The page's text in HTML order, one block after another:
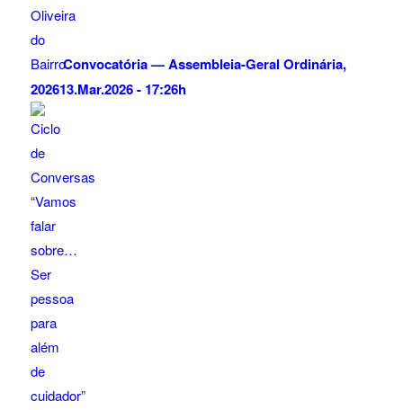
Convocatória — Assembleia-Geral Ordinária,
202613.Mar.2026 - 17:26h